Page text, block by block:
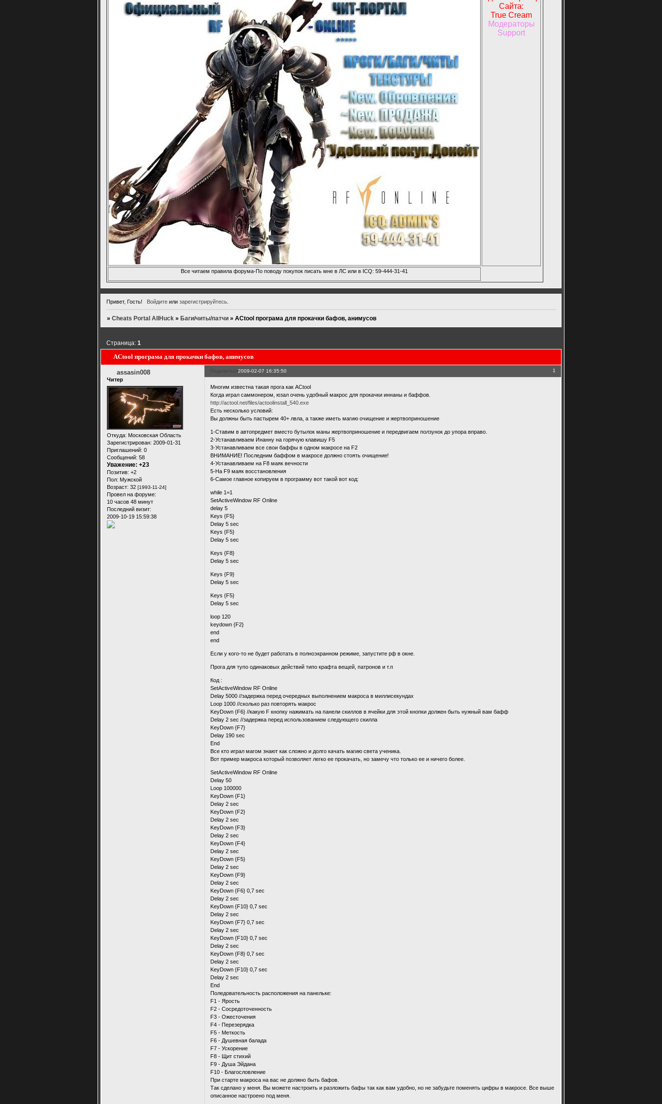
Сайта:
True Cream
Модераторы
Support
Все читаем правила форума-По поводу покупок писать мне в ЛС или в ICQ: 59-444-31-41
Привет, Гость! Войдитеили зарегистрируйтесь.
»Cheats Portal AllHuck » Баги/читы/патчи »ACtool програма для прокачки бафов, анимусов
ACtool програма для прокачки бафов, анимусов
Страница:1
Поделиться 1
2009-02-07 16:35:50
assasin008
Читер
Откуда: Московская Область
Зарегистрирован: 2009-01-31
Приглашений: 0
Сообщений: 58
Уважение: +23
Позитив: +2
Пол: Мужской
Возраст: 32 [1993-11-24]
Провел на форуме:
10 часов 48 минут
Последний визит:
2009-10-19 15:59:38
Многим известна такая прога как ACtool
Когда играл саммонером, юзал очень удобный макрос для прокачки иннаны и баффов.
http://actool.net/files/actoolinstall_540.exe
Есть несколько условий:
Вы должны быть пастырем 40+ лвла, а также иметь магию очищение и жертвоприношение
1-Ставим в автопредмет вместо бутылок маны жертвоприношение и передвигаем ползунок до упора вправо.
2-Устанавливаем Инанну на горячую клавишу F5
3-Устанавливаем все свои баффы в одном макросе на F2
ВНИМАНИЕ! Последним баффом в макросе должно стоять очищение!
4-Устанавливаем на F8 маяк вечности
5-На F9 маяк восстановления
6-Самое главное копируем в программу вот такой вот код:
while 1=1
SetActiveWindow RF Online
delay 5
Keys {F5}
Delay 5 sec
Keys {F5}
Delay 5 sec
Keys {F8}
Delay 5 sec
Keys {F9}
Delay 5 sec
Keys {F5}
Delay 5 sec
loop 120
keydown {F2}
end
end
Если у кого-то не будет работать в полноэкранном режиме, запустите рф в окне.
Прога для тупо одинаковых действий типо крафта вещей, патронов и т.п
Код :
SetActiveWindow RF Online
Delay 5000 //задержка перед очередных выполнением макроса в миллисекундах
Loop 1000 //сколько раз повторять макрос
KeyDown {F6} //какую F кнопку нажимать на панели скиллов в ячейки для этой кнопки должен быть нужный вам бафф
Delay 2 sec //задержка перед использованием следующего скилла
KeyDown {F7}
Delay 190 sec
End
Все кто играл магом знают как сложно и долго качать магию света ученика.
Вот пример макроса который позволяет легко ее прокачать, но замечу что только ее и ничего более.
SetActiveWindow RF Online
Delay 50
Loop 100000
KeyDown {F1}
Delay 2 sec
KeyDown {F2}
Delay 2 sec
KeyDown {F3}
Delay 2 sec
KeyDown {F4}
Delay 2 sec
KeyDown {F5}
Delay 2 sec
KeyDown {F9}
Delay 2 sec
KeyDown {F6} 0,7 sec
Delay 2 sec
KeyDown {F10} 0,7 sec
Delay 2 sec
KeyDown {F7} 0,7 sec
Delay 2 sec
KeyDown {F10} 0,7 sec
Delay 2 sec
KeyDown {F8} 0,7 sec
Delay 2 sec
KeyDown {F10} 0,7 sec
Delay 2 sec
End
Поледовательность расположения на панельке:
F1 - Ярость
F2 - Сосредоточенность
F3 - Ожесточения
F4 - Перезерядка
F5 - Меткость
F6 - Душевная балада
F7 - Ускорение
F8 - Щит стихий
F9 - Душа Эйдана
F10 - Благословление
При старте макроса на вас не должно быть бафов.
Так сделано у меня. Вы можете настроить и разложить бафы так как вам удобно, но не забудьте поменять цифры в макросе. Все выше
описанное настроено под меня.